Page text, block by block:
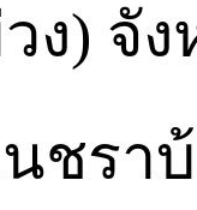
ง) จั
นชรา